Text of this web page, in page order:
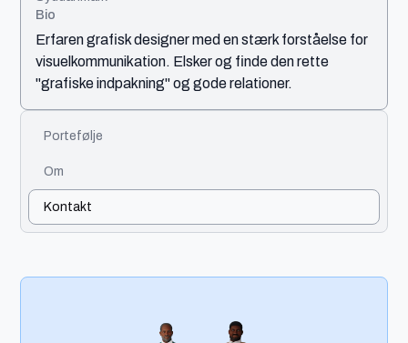
Bio
Erfaren grafisk designer med en stærk forståelse for
visuelkommunikation. Elsker og finde den rette
"grafiske indpakning" og gode relationer.
Portefølje
Om
Kontakt